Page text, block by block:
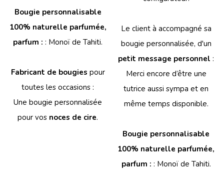
Bougie personnalisable
100% naturelle parfumée,
parfum :: Monoï de Tahiti.
Fabricant de bougies pour
toutes les occasions :
Une bougie personnalisée
pour vos noces de cire.
Le client à accompagné sa
bougie personnalisée, d'un
petit message personnel :
Merci encore d’être une
tutrice aussi sympa et en
même temps disponible.
Bougie personnalisable
100% naturelle parfumée,
parfum : : Monoï de Tahiti.